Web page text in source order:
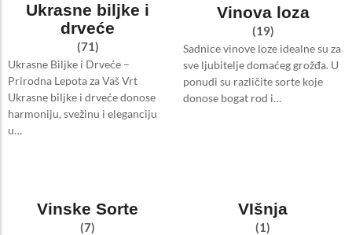
Ukrasne biljke i
drveće
(71)
Ukrasne Biljke i Drveće –
Prirodna Lepota za Vaš Vrt
Ukrasne biljke i drveće donose
harmoniju, svežinu i eleganciju
u…
Vinova loza
(19)
Sadnice vinove loze idealne su za
sve ljubitelje domaćeg grožđa. U
ponudi su različite sorte koje
donose bogat rod i…
Vinske Sorte
(7)
VIšnja
(1)